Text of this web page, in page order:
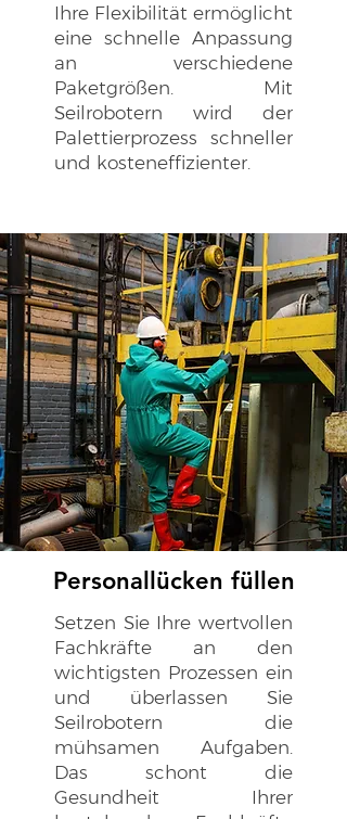
Ihre Flexibilität ermöglicht
eine schnelle Anpassung
an verschiedene
Paketgrößen. Mit
Seilrobotern wird der
Palettierprozess schneller
und kosteneffizienter.
Personallücken füllen
Setzen Sie Ihre wertvollen
Fachkräfte an den
wichtigsten Prozessen ein
und überlassen Sie
Seilrobotern die
mühsamen Aufgaben.
Das schont die
Gesundheit Ihrer